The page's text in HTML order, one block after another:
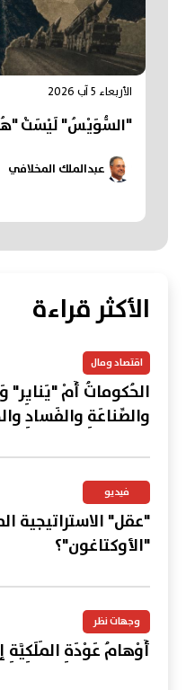
الأربعاء 5 آب 2026
"السُّوَيْسُ" لَيْسَتْ
عبدالملك المخلافي
الأكثر قراءة
اقتصاد ومال
الحُكوماتُ أَمْ "يَنايِر"
والصِّناعَةِ والفَسادِ
فيديو
"عقل" الاستراتيجية
"الأوكتاغون"؟
وجهات نظر
أَوْهامُ عَوْدَةِ